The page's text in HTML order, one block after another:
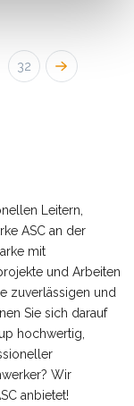
32
Leitern,
ASC an der
mit
und Arbeiten
zuverlässigen und
Sie sich darauf
hochwertig,
Wir
anbietet!